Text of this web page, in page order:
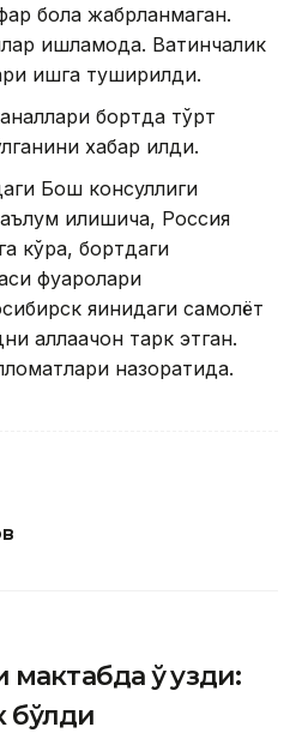
бола жабрланмаган.
ишламоқда. Вақтинчалик
ишга туширилди.
бортда тўрт
хабар қилди.
Бош консуллиги
қилишича, Россия
кўра, бортдаги
фуқаролари
яқинидаги самолёт
аллақачон тарк этган.
назоратида.
мактабда ўқ узди:
бўлди